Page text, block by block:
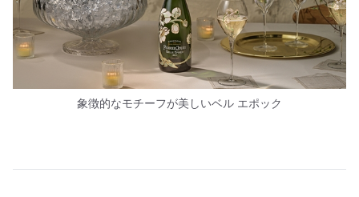
象徴的なモチーフが美しいベル エポック